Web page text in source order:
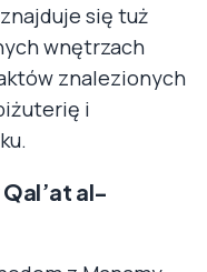
się tuż
wnętrzach
znalezionych
i
al-